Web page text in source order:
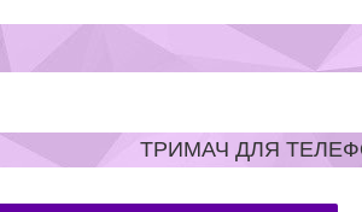
ТРИМАЧ ДЛЯ